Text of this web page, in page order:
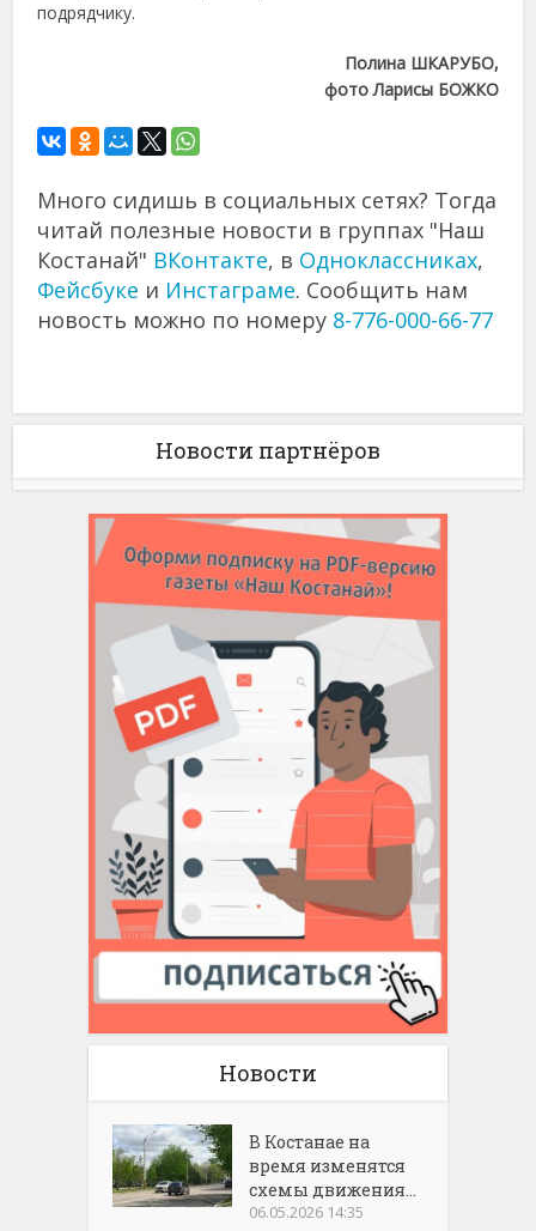
подрядчику.
Полина ШКАРУБО,
фото Ларисы БОЖКО
Много сидишь в социальных сетях? Тогда
читай полезные новости в группах "Наш
Костанай" ВКонтакте, в Одноклассниках,
Фейсбуке и Инстаграме. Сообщить нам
новость можно по номеру 8-776-000-66-77
Новости партнёров
Новости
В Костанае на
время изменятся
схемы движения...
06.05.2026 14:35